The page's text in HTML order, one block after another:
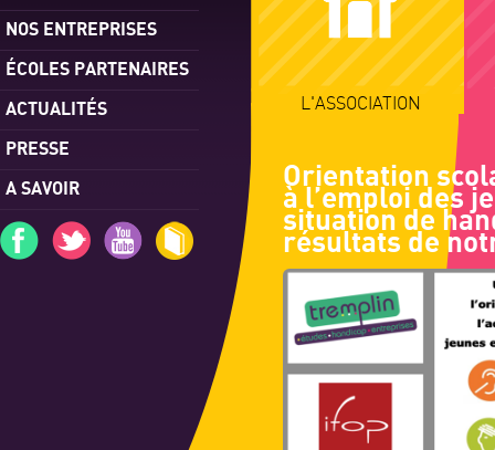
NOS ENTREPRISES
ÉCOLES PARTENAIRES
ACTUALITÉS
PRESSE
A SAVOIR
L'ASSOCIATION
Orientation
à l’emploi des
situation de
résultats de